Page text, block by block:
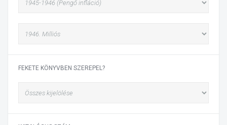
FEKETE KÖNYVBEN SZEREPEL?